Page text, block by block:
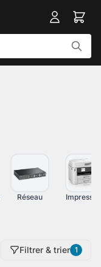
Réseau
Filtrer & trier 1